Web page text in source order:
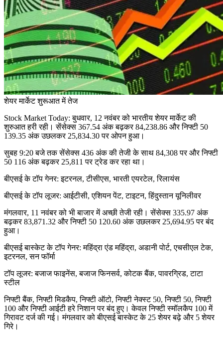
शेयर मार्केट शुरूआत में तेज
Stock Market Today:बुधवार, 12 नवंबर को भारतीय शेयर मार्केट की
शुरुआत हरी रही। सेंसेक्स 367.54 अंक बढ़कर 84,238.86 और निफ्टी 50
139.35 अंक उछलकर 25,834.30 पर ओपन हुआ।
सुबह 9:20 बजे तक सेंसेक्स 436 अंक की तेजी के साथ 84,308 पर और निफ्टी
50 116 अंक बढ़कर 25,811 पर ट्रेड कर रहा था।
बीएसई के टॉप गेनर: इटरनल, टीसीएस, भारती एयरटेल, रिलायंस
बीएसई के टॉप लूजर: आईटीसी, एशियन पेंट, टाइटन, हिंदुस्तान यूनिलीवर
मंगलवार, 11 नवंबर को भी बाजार में अच्छी तेजी रही। सेंसेक्स 335.97 अंक
बढ़कर 83,871.32 और निफ्टी 50 120.60 अंक उछलकर 25,694.95 पर बंद
हुआ।
बीएसई बास्केट के टॉप गेनर: महिंद्रा एंड महिंद्रा, अडानी पोर्ट, एचसीएल टेक,
इटरनल, सन फॉर्मा
टॉप लूजर: बजाज फाइनेंस, बजाज फिनसर्व, कोटक बैंक, पावरग्रिड, टाटा
स्टील
निफ्टी बैंक, निफ्टी मिडकैप, निफ्टी ऑटो, निफ्टी नेक्स्ट 50, निफ्टी 50, निफ्टी
100 और निफ्टी आईटी हरे निशान पर बंद हुए। केवल निफ्टी स्मॉलकैप 100 में
गिरावट दर्ज की गई। मंगलवार को बीएसई बास्केट के 25 शेयर बढ़े और 5 शेयर
गिरे।